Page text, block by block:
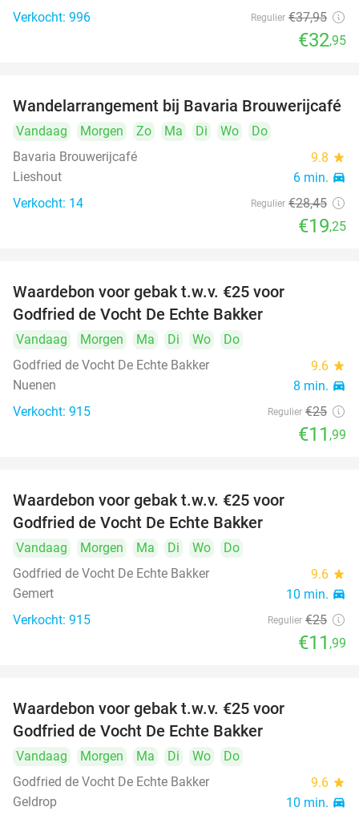
Verkocht: 996 Regulier €37,95
€32,95
32%
Wandelarrangement bij Bavaria Brouwerijcafé
Vandaag Morgen Zo Ma Di Wo
Do
Bavaria Brouwerijcafé
9.8 star
Lieshout 6 min. directions_car
Verkocht: 14 Regulier €28,45
€19,25
Waardebon voor gebak t.w.v. €25 voor
Godfried de Vocht De Echte Bakker
Vandaag Morgen Ma Di Wo
Do
Godfried de Vocht De Echte Bakker
9.6 star
Nuenen 8 min. directions_car
Verkocht: 915 Regulier €25
€11 ,99
Waardebon voor gebak t.w.v. €25 voor
Godfried de Vocht De Echte Bakker
Vandaag Morgen Ma Di Wo
Do
Godfried de Vocht De Echte Bakker
9.6 star
Gemert 10 min. directions_car
Verkocht: 915 Regulier €25
€11 ,99
Waardebon voor gebak t.w.v. €25 voor
Godfried de Vocht De Echte Bakker
Vandaag Morgen Ma Di Wo
Do
Godfried de Vocht De Echte Bakker
9.6 star
Geldrop 10 min. directions_car